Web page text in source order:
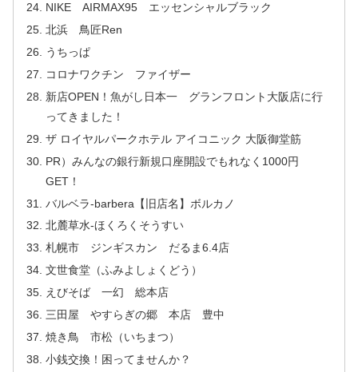
NIKE AIRMAX95 エッセンシャルブラック
北浜 鳥匠Ren
うちっぱ
コロナワクチン ファイザー
新店OPEN！魚がし日本一 グランフロント大阪店に行
ってきました！
ザ ロイヤルパークホテル アイコニック 大阪御堂筋
PR）みんなの銀行新規口座開設でもれなく1000円
GET！
バルベラ-barbera【旧店名】ボルカノ
北麓草水-ほくろくそうすい
札幌市 ジンギスカン だるま6.4店
文世食堂（ふみよしょくどう）
えびそば 一幻 総本店
三田屋 やすらぎの郷 本店 豊中
焼き鳥 市松（いちまつ）
小銭交換！困ってませんか？